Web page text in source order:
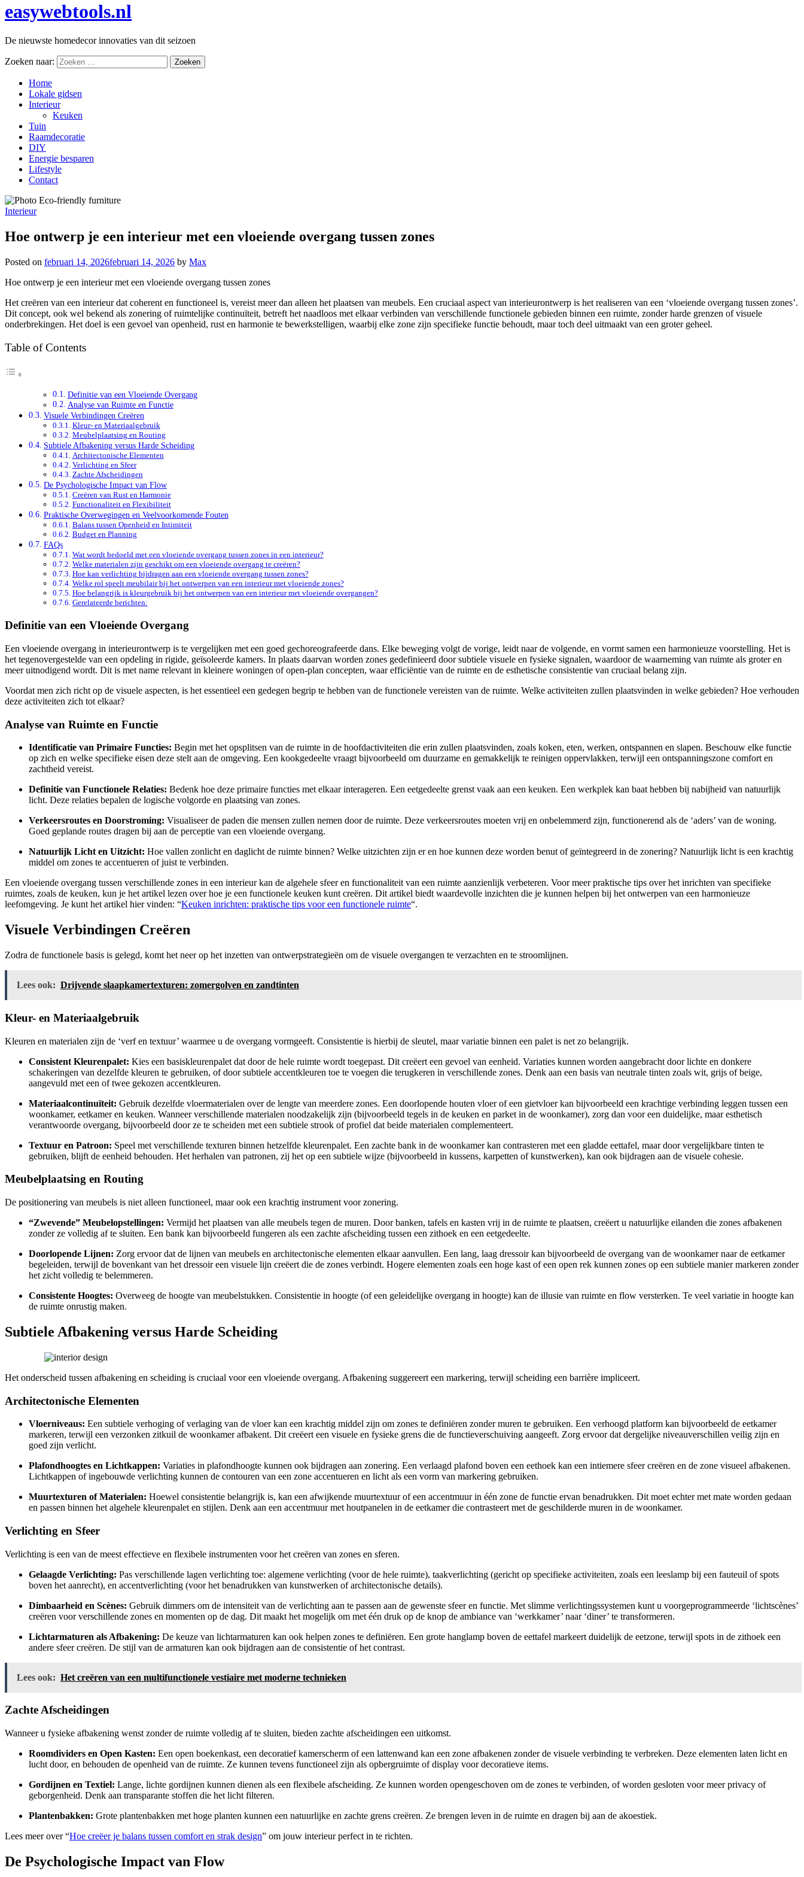
easywebtools.nl
De nieuwste homedecor innovaties van dit seizoen
Zoeken naar:
Home
Lokale gidsen
Interieur
Keuken
Tuin
Raamdecoratie
DIY
Energie besparen
Lifestyle
Contact
Interieur
Hoe ontwerp je een interieur met een vloeiende overgang tussen zones
Posted on februari 14, 2026februari 14, 2026 by Max
Hoe ontwerp je een interieur met een vloeiende overgang tussen zones
Het creëren van een interieur dat coherent en functioneel is, vereist meer dan alleen het plaatsen van meubels. Een cruciaal aspect van interieurontwerp is het realiseren van een ‘vloeiende overgang tussen zones’.
Dit concept, ook wel bekend als zonering of ruimtelijke continuïteit, betreft het naadloos met elkaar verbinden van verschillende functionele gebieden binnen een ruimte, zonder harde grenzen of visuele
onderbrekingen. Het doel is een gevoel van openheid, rust en harmonie te bewerkstelligen, waarbij elke zone zijn specifieke functie behoudt, maar toch deel uitmaakt van een groter geheel.
Table of Contents
Definitie van een Vloeiende Overgang
Analyse van Ruimte en Functie
Visuele Verbindingen Creëren
Kleur- en Materiaalgebruik
Meubelplaatsing en Routing
Subtiele Afbakening versus Harde Scheiding
Architectonische Elementen
Verlichting en Sfeer
Zachte Afscheidingen
De Psychologische Impact van Flow
Creëren van Rust en Harmonie
Functionaliteit en Flexibiliteit
Praktische Overwegingen en Veelvoorkomende Fouten
Balans tussen Openheid en Intimiteit
Budget en Planning
FAQs
Wat wordt bedoeld met een vloeiende overgang tussen zones in een interieur?
Welke materialen zijn geschikt om een vloeiende overgang te creëren?
Hoe kan verlichting bijdragen aan een vloeiende overgang tussen zones?
Welke rol speelt meubilair bij het ontwerpen van een interieur met vloeiende zones?
Hoe belangrijk is kleurgebruik bij het ontwerpen van een interieur met vloeiende overgangen?
Gerelateerde berichten:
Definitie van een Vloeiende Overgang
Een vloeiende overgang in interieurontwerp is te vergelijken met een goed gechoreografeerde dans. Elke beweging volgt de vorige, leidt naar de volgende, en vormt samen een harmonieuze voorstelling. Het is
het tegenovergestelde van een opdeling in rigide, geïsoleerde kamers. In plaats daarvan worden zones gedefinieerd door subtiele visuele en fysieke signalen, waardoor de waarneming van ruimte als groter en
meer uitnodigend wordt. Dit is met name relevant in kleinere woningen of open-plan concepten, waar efficiëntie van de ruimte en de esthetische consistentie van cruciaal belang zijn.
Voordat men zich richt op de visuele aspecten, is het essentieel een gedegen begrip te hebben van de functionele vereisten van de ruimte. Welke activiteiten zullen plaatsvinden in welke gebieden? Hoe verhouden
deze activiteiten zich tot elkaar?
Analyse van Ruimte en Functie
Identificatie van Primaire Functies: Begin met het opsplitsen van de ruimte in de hoofdactiviteiten die erin zullen plaatsvinden, zoals koken, eten, werken, ontspannen en slapen. Beschouw elke functie
op zich en welke specifieke eisen deze stelt aan de omgeving. Een kookgedeelte vraagt bijvoorbeeld om duurzame en gemakkelijk te reinigen oppervlakken, terwijl een ontspanningszone comfort en
zachtheid vereist.
Definitie van Functionele Relaties: Bedenk hoe deze primaire functies met elkaar interageren. Een eetgedeelte grenst vaak aan een keuken. Een werkplek kan baat hebben bij nabijheid van natuurlijk
licht. Deze relaties bepalen de logische volgorde en plaatsing van zones.
Verkeersroutes en Doorstroming: Visualiseer de paden die mensen zullen nemen door de ruimte. Deze verkeersroutes moeten vrij en onbelemmerd zijn, functionerend als de ‘aders’ van de woning.
Goed geplande routes dragen bij aan de perceptie van een vloeiende overgang.
Natuurlijk Licht en Uitzicht: Hoe vallen zonlicht en daglicht de ruimte binnen? Welke uitzichten zijn er en hoe kunnen deze worden benut of geïntegreerd in de zonering? Natuurlijk licht is een krachtig
middel om zones te accentueren of juist te verbinden.
Een vloeiende overgang tussen verschillende zones in een interieur kan de algehele sfeer en functionaliteit van een ruimte aanzienlijk verbeteren. Voor meer praktische tips over het inrichten van specifieke
ruimtes, zoals de keuken, kun je het artikel lezen over hoe je een functionele keuken kunt creëren. Dit artikel biedt waardevolle inzichten die je kunnen helpen bij het ontwerpen van een harmonieuze
leefomgeving. Je kunt het artikel hier vinden: “Keuken inrichten: praktische tips voor een functionele ruimte“.
Visuele Verbindingen Creëren
Zodra de functionele basis is gelegd, komt het neer op het inzetten van ontwerpstrategieën om de visuele overgangen te verzachten en te stroomlijnen.
Lees ook: Drijvende slaapkamertexturen: zomergolven en zandtinten
Kleur- en Materiaalgebruik
Kleuren en materialen zijn de ‘verf en textuur’ waarmee u de overgang vormgeeft. Consistentie is hierbij de sleutel, maar variatie binnen een palet is net zo belangrijk.
Consistent Kleurenpalet: Kies een basiskleurenpalet dat door de hele ruimte wordt toegepast. Dit creëert een gevoel van eenheid. Variaties kunnen worden aangebracht door lichte en donkere
schakeringen van dezelfde kleuren te gebruiken, of door subtiele accentkleuren toe te voegen die terugkeren in verschillende zones. Denk aan een basis van neutrale tinten zoals wit, grijs of beige,
aangevuld met een of twee gekozen accentkleuren.
Materiaalcontinuïteit: Gebruik dezelfde vloermaterialen over de lengte van meerdere zones. Een doorlopende houten vloer of een gietvloer kan bijvoorbeeld een krachtige verbinding leggen tussen een
woonkamer, eetkamer en keuken. Wanneer verschillende materialen noodzakelijk zijn (bijvoorbeeld tegels in de keuken en parket in de woonkamer), zorg dan voor een duidelijke, maar esthetisch
verantwoorde overgang, bijvoorbeeld door ze te scheiden met een subtiele strook of profiel dat beide materialen complementeert.
Textuur en Patroon: Speel met verschillende texturen binnen hetzelfde kleurenpalet. Een zachte bank in de woonkamer kan contrasteren met een gladde eettafel, maar door vergelijkbare tinten te
gebruiken, blijft de eenheid behouden. Het herhalen van patronen, zij het op een subtiele wijze (bijvoorbeeld in kussens, karpetten of kunstwerken), kan ook bijdragen aan de visuele cohesie.
Meubelplaatsing en Routing
De positionering van meubels is niet alleen functioneel, maar ook een krachtig instrument voor zonering.
“Zwevende” Meubelopstellingen: Vermijd het plaatsen van alle meubels tegen de muren. Door banken, tafels en kasten vrij in de ruimte te plaatsen, creëert u natuurlijke eilanden die zones afbakenen
zonder ze volledig af te sluiten. Een bank kan bijvoorbeeld fungeren als een zachte afscheiding tussen een zithoek en een eetgedeelte.
Doorlopende Lijnen: Zorg ervoor dat de lijnen van meubels en architectonische elementen elkaar aanvullen. Een lang, laag dressoir kan bijvoorbeeld de overgang van de woonkamer naar de eetkamer
begeleiden, terwijl de bovenkant van het dressoir een visuele lijn creëert die de zones verbindt. Hogere elementen zoals een hoge kast of een open rek kunnen zones op een subtiele manier markeren zonder
het zicht volledig te belemmeren.
Consistente Hoogtes: Overweeg de hoogte van meubelstukken. Consistentie in hoogte (of een geleidelijke overgang in hoogte) kan de illusie van ruimte en flow versterken. Te veel variatie in hoogte kan
de ruimte onrustig maken.
Subtiele Afbakening versus Harde Scheiding
Het onderscheid tussen afbakening en scheiding is cruciaal voor een vloeiende overgang. Afbakening suggereert een markering, terwijl scheiding een barrière impliceert.
Architectonische Elementen
Vloerniveaus: Een subtiele verhoging of verlaging van de vloer kan een krachtig middel zijn om zones te definiëren zonder muren te gebruiken. Een verhoogd platform kan bijvoorbeeld de eetkamer
markeren, terwijl een verzonken zitkuil de woonkamer afbakent. Dit creëert een visuele en fysieke grens die de functieverschuiving aangeeft. Zorg ervoor dat dergelijke niveauverschillen veilig zijn en
goed zijn verlicht.
Plafondhoogtes en Lichtkappen: Variaties in plafondhoogte kunnen ook bijdragen aan zonering. Een verlaagd plafond boven een eethoek kan een intiemere sfeer creëren en de zone visueel afbakenen.
Lichtkappen of ingebouwde verlichting kunnen de contouren van een zone accentueren en licht als een vorm van markering gebruiken.
Muurtexturen of Materialen: Hoewel consistentie belangrijk is, kan een afwijkende muurtextuur of een accentmuur in één zone de functie ervan benadrukken. Dit moet echter met mate worden gedaan
en passen binnen het algehele kleurenpalet en stijlen. Denk aan een accentmuur met houtpanelen in de eetkamer die contrasteert met de geschilderde muren in de woonkamer.
Verlichting en Sfeer
Verlichting is een van de meest effectieve en flexibele instrumenten voor het creëren van zones en sferen.
Gelaagde Verlichting: Pas verschillende lagen verlichting toe: algemene verlichting (voor de hele ruimte), taakverlichting (gericht op specifieke activiteiten, zoals een leeslamp bij een fauteuil of spots
boven het aanrecht), en accentverlichting (voor het benadrukken van kunstwerken of architectonische details).
Dimbaarheid en Scènes: Gebruik dimmers om de intensiteit van de verlichting aan te passen aan de gewenste sfeer en functie. Met slimme verlichtingssystemen kunt u voorgeprogrammeerde ‘lichtscènes’
creëren voor verschillende zones en momenten op de dag. Dit maakt het mogelijk om met één druk op de knop de ambiance van ‘werkkamer’ naar ‘diner’ te transformeren.
Lichtarmaturen als Afbakening: De keuze van lichtarmaturen kan ook helpen zones te definiëren. Een grote hanglamp boven de eettafel markeert duidelijk de eetzone, terwijl spots in de zithoek een
andere sfeer creëren. De stijl van de armaturen kan ook bijdragen aan de consistentie of het contrast.
Lees ook: Het creëren van een multifunctionele vestiaire met moderne technieken
Zachte Afscheidingen
Wanneer u fysieke afbakening wenst zonder de ruimte volledig af te sluiten, bieden zachte afscheidingen een uitkomst.
Roomdividers en Open Kasten: Een open boekenkast, een decoratief kamerscherm of een lattenwand kan een zone afbakenen zonder de visuele verbinding te verbreken. Deze elementen laten licht en
lucht door, en behouden de openheid van de ruimte. Ze kunnen tevens functioneel zijn als opbergruimte of display voor decoratieve items.
Gordijnen en Textiel: Lange, lichte gordijnen kunnen dienen als een flexibele afscheiding. Ze kunnen worden opengeschoven om de zones te verbinden, of worden gesloten voor meer privacy of
geborgenheid. Denk aan transparante stoffen die het licht filteren.
Plantenbakken: Grote plantenbakken met hoge planten kunnen een natuurlijke en zachte grens creëren. Ze brengen leven in de ruimte en dragen bij aan de akoestiek.
Lees meer over “Hoe creëer je balans tussen comfort en strak design” om jouw interieur perfect in te richten.
De Psychologische Impact van Flow